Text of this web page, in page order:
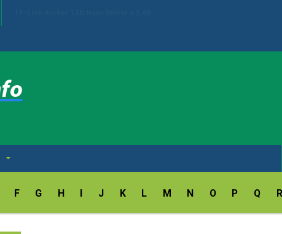
F G H J K L M N O P Q R